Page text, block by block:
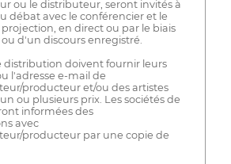
ou le distributeur, seront invités à
débat avec le conférencier et le
en direct ou par le biais
d'un discours enregistré.
distribution doivent fournir leurs
l'adresse e-mail de
producteur et/ou des artistes
ou plusieurs prix. Les sociétés de
informées des
avec
producteur par une copie de